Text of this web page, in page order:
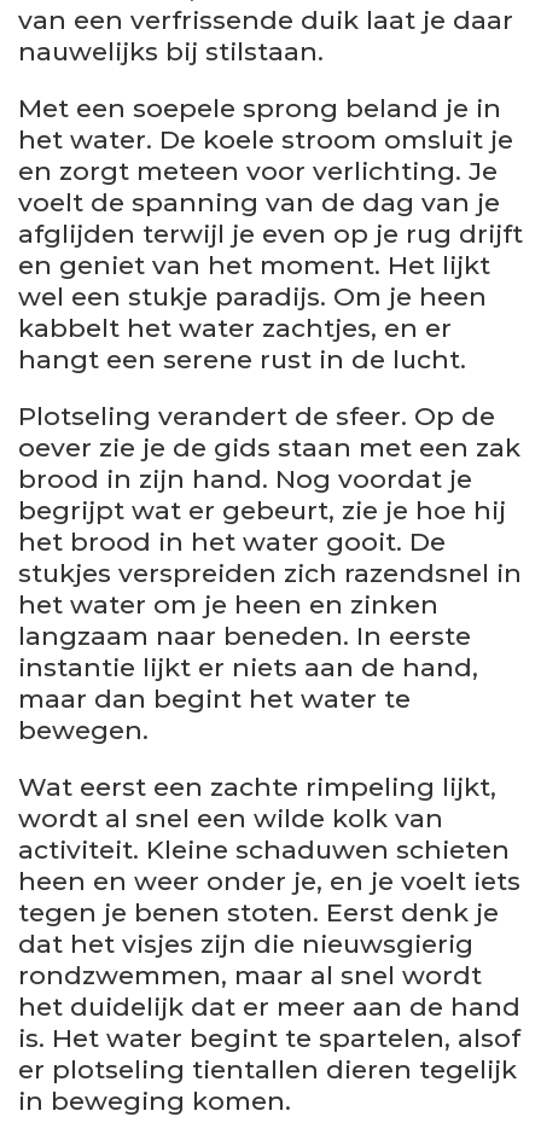
van een verfrissende duik laat je daar
nauwelijks bij stilstaan.
Met een soepele sprong beland je in
het water. De koele stroom omsluit je
en zorgt meteen voor verlichting. Je
voelt de spanning van de dag van je
afglijden terwijl je even op je rug drijft
en geniet van het moment. Het lijkt
wel een stukje paradijs. Om je heen
kabbelt het water zachtjes, en er
hangt een serene rust in de lucht.
Plotseling verandert de sfeer. Op de
oever zie je de gids staan met een zak
brood in zijn hand. Nog voordat je
begrijpt wat er gebeurt, zie je hoe hij
het brood in het water gooit. De
stukjes verspreiden zich razendsnel in
het water om je heen en zinken
langzaam naar beneden. In eerste
instantie lijkt er niets aan de hand,
maar dan begint het water te
bewegen.
Wat eerst een zachte rimpeling lijkt,
wordt al snel een wilde kolk van
activiteit. Kleine schaduwen schieten
heen en weer onder je, en je voelt iets
tegen je benen stoten. Eerst denk je
dat het visjes zijn die nieuwsgierig
rondzwemmen, maar al snel wordt
het duidelijk dat er meer aan de hand
is. Het water begint te spartelen, alsof
er plotseling tientallen dieren tegelijk
in beweging komen.